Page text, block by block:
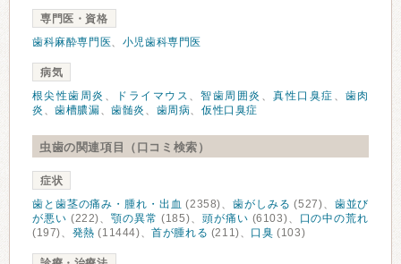
専門医・資格
歯科麻酔専門医、 小児歯科専門医
病気
根尖性歯周炎 、 ドライマウス 、智歯周囲炎 、真性口臭症 、 歯肉
炎 、歯槽膿漏、歯髄炎 、 歯周病、仮性口臭症
虫歯の関連項目（口コミ検索）
症状
歯と歯茎の痛み・腫れ・出血 (2358)、歯がしみる (527)、 歯並び
が悪い (222)、顎の異常 (185)、 頭が痛い (6103)、
口の中の荒れ
(197)、 発熱 (11444)、首が腫れる (211)、 口臭 (103)